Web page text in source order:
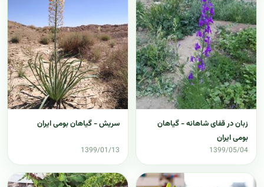
زبان در قفای شاهانه - گیاهان
بومی ایران
1399/05/04
سریش - گیاهان بومی ایران
1399/01/13